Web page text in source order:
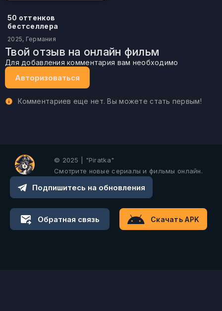
50 оттенков
бестселлера
2025, Германия
Твой отзыв на онлайн фильм
Для добавления комментария вам необходимо
Авторизоваться
Комментариев еще нет. Вы можете стать первым!
© 2025 | "Piratka"
Смотрите новые сериалы и фильмы онлайн.
Подпишитесь на обновления
Обратная связь Скачать APK